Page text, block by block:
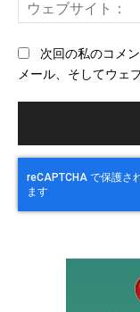
次回の私のコメ
メール、そしてウェ